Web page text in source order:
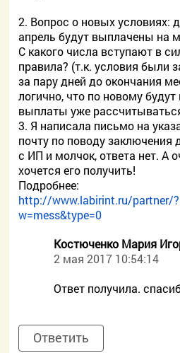
2. Вопрос о новых условиях:
апрель будут выплачены на
С какого числа вступают в
правила? (т.к. условия были
за пару дней до окончания
логично, что по новому
выплаты уже
3. Я написала письмо на
почту по поводу заключения
с ИП и молчок, ответа нет. А
хочется его получить!
Подробнее:
http://www.labirint.ru/partner/?
w=mess&type=0
Костюченко Мария
2 мая 2017 10:54:14
Ответ получила.
Ответить